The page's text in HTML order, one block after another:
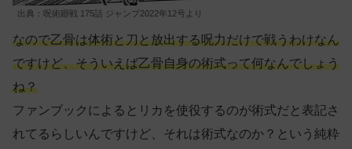
出典：呪術廻戦 175話 ジャンプ2022年12号より
なので乙骨は体術と刀と放出する呪力だけで戦うわけなん
ですけど、そういえば乙骨自身の術式って何なんでしょう
ね？
ファンブックによるとリカを使役するのが術式だと表記さ
れてるらしいんですけど、それは術式なのか？という純粋